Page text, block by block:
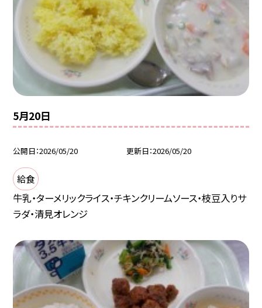
5月20日
公開日 2026/05/20 更新日 2026/05/20
給食
牛乳・ターメリックライス・チキンクリームソース・枝豆入りサ
ラダ・清見オレンジ